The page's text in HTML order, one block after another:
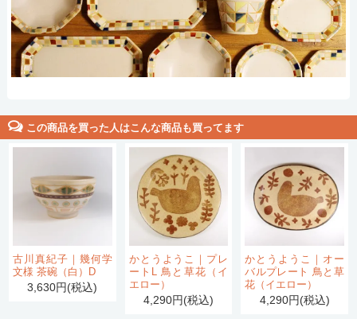
この商品を買った人はこんな商品も買ってます
古川真紀子｜幾何学
文様 茶碗（白）D
3,630円(税込)
かとうようこ｜プレ
ートL 鳥と草花（イ
エロー）
4,290円(税込)
かとうようこ｜オー
バルプレート 鳥と草
花（イエロー）
4,290円(税込)